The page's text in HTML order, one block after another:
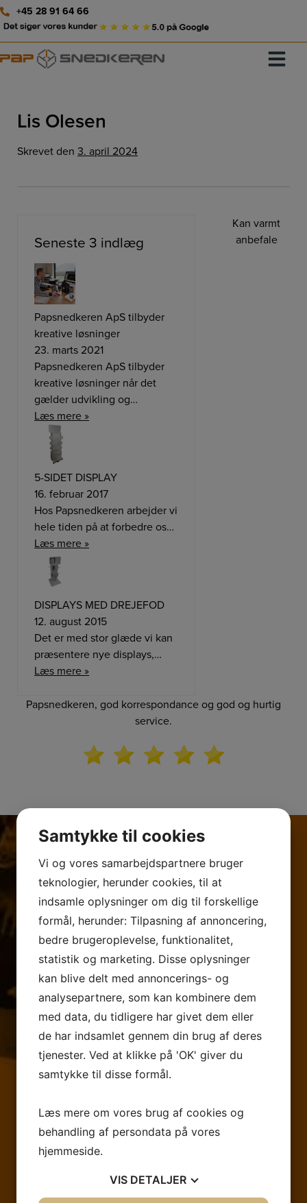
Hop
til
indholdet
+45 28 91 64 66
Lis Olesen
Skrevetden 3. april 2024
Seneste 3 indlæg
Papsnedkeren ApS tilbyder
kreative løsninger
23. marts 2021
Papsnedkeren ApS tilbyder
kreative løsninger når det
gælder udvikling og…
Læs mere »
5-SIDET DISPLAY
16. februar 2017
Hos Papsnedkeren arbejder vi
hele tiden på at forbedre os…
Læs mere »
DISPLAYS MED DREJEFOD
12. august 2015
Det er med stor glæde vi kan
præsentere nye displays,…
Læs mere »
Kan varmt
anbefale
Papsnedkeren, god korrespondance og god og hurtig
service.
Kontakt os omkring
jeres projekt
Står I og skal have lavet emballage, displays eller
andet papmateriale, er I meget velkomne til at
kontakte os. Vi tilbyder både færdiglavede
løsninger klar til brug, samt skræddersyede
løsninger til Jer der ønsker en løsning specifikt til
Jeres behov.
Navn
Samtykke til cookies
Vi og vores samarbejdspartnere bruger
teknologier, herunder cookies, til at
indsamle oplysninger om dig til forskellige
formål, herunder: Tilpasning af annoncering,
bedre brugeroplevelse, funktionalitet,
statistik og marketing. Disse oplysninger
kan blive delt med annoncerings- og
analysepartnere, som kan kombinere dem
med data, du tidligere har givet dem eller
de har indsamlet gennem din brug af deres
tjenester. Ved at klikke på 'OK' giver du
samtykke til disse formål.
Læs mere om vores brug af cookies og
behandling af persondata på vores
hjemmeside.
VIS DETALJER